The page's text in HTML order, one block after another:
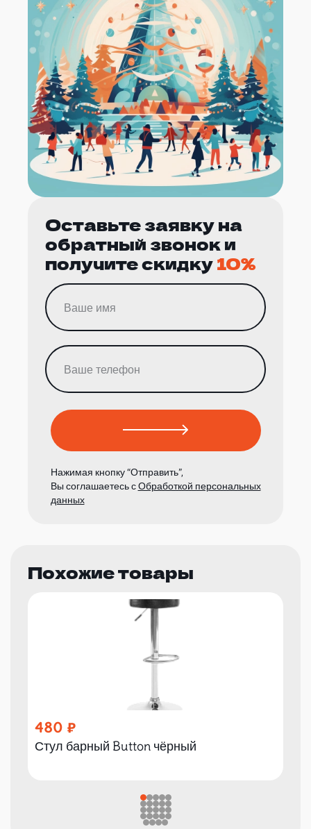
Оставьте заявку на
обратный звонок и
получите скидку10%
Нажимая кнопку “Отправить”,
Вы соглашаетесь сОбработкой персональных
данных
Похожие товары
480
Стул барный Button чёрный